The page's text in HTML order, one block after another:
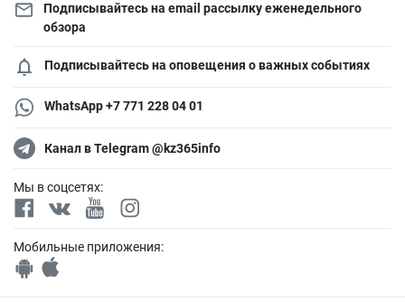
Подписывайтесь на email рассылку еженедельного
обзора
Подписывайтесь на оповещения о важных событиях
WhatsApp +7 771 228 04 01
Канал в Telegram @kz365info
Мы в соцсетях:
Мобильные приложения: